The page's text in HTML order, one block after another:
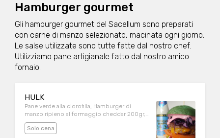
Hamburger gourmet
Gli hamburger gourmet del Sacellum sono preparati
con carne di manzo selezionato, macinata ogni giorno.
Le salse utilizzate sono tutte fatte dal nostro chef.
Utilizziamo pane artigianale fatto dal nostro amico
fornaio.
HULK
Pane verde alla clorofilla, Hamburger di
manzo ripieno al formaggio cheddar 200gr,
maionese alla barbabietola, carote alla
Julienne condite alla senape, cavolo
Solo cena